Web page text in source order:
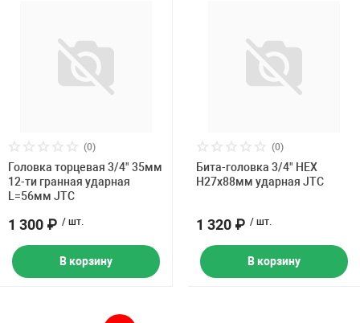
(0)
Головка торцевая 3/4" 35мм
12-ти гранная ударная
L=56мм JTC
1 300 ₽ / шт.
В корзину
(0)
Бита-головка 3/4" HEX
H27х88мм ударная JTC
1 320 ₽ / шт.
В корзину